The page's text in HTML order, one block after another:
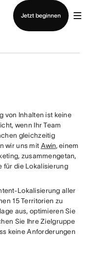
Jetzt beginnen
von Inhalten ist keine
wenn Ihr Team
gleichzeitig
wir uns mit Awin, einem
zusammengetan,
für die Lokalisierung
Lokalisierung aller
15 Territorien zu
aus, optimieren Sie
Sie Ihre Zielgruppe
keine Anforderungen